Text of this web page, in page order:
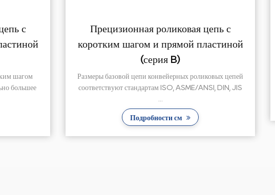
цепь с
пластиной
роликовых цепей
ANSI, DIN, JIS
Конвейерная цепь с коротким шагом
и удлиненным штифтом
Конвейерные цепи с коротким шагом и удлиненными
Подробности см